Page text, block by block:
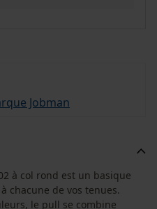
Jobman
à col rond est un basique
chacune de vos tenues.
le pull se combine